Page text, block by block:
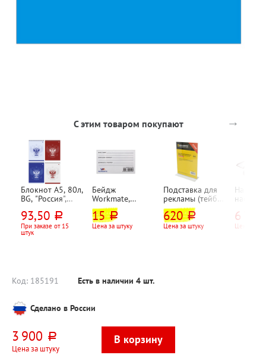
С этим товаром покупают →
Блокнот А5, 80л,
BG, "Россия",
мелованный,
клетка, на
спирали(гребне),
93,50 руб.
При заказе от 15
штук
Бейдж
Workmate,
90мм*55мм,
горизонтальный
, с зажимом, с
15 руб.
Цена за штуку
Подставка для
рекламы (тейбл-
тент)
настольная,
Brauberg, А4,
620 руб.
Цена за штуку
Набор
дерево,
6 700
Цена за
Код: 185191 Есть в наличии 4 шт.
Сделано в России
3 900 руб.
Цена за штуку